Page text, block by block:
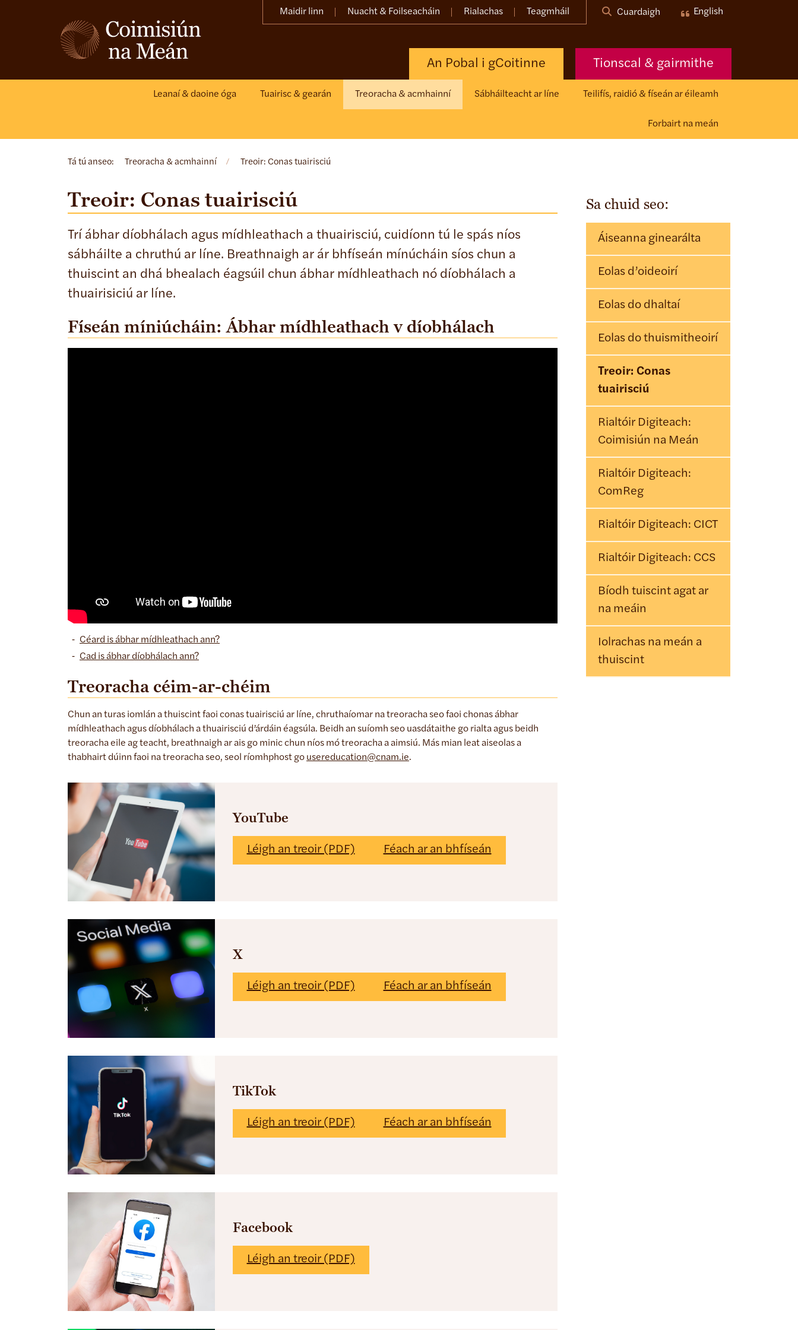
Maidir linn Nuacht & Foilseacháin Rialachas Teagmháil Cuardaigh English
An Pobal i gCoitinne Tionscal & gairmithe
Leanaí & daoine óga Tuairisc & gearán Treoracha & acmhainní Sábháilteacht ar líne Teilifís, raidió & físeán ar éileamh
Forbairt na meán
Tá tú anseo: Treoracha & acmhainní / Treoir: Conas tuairisciú
Treoir: Conas tuairisciú
Trí ábhar díobhálach agus mídhleathach a thuairisciú, cuidíonn tú le spás níos
sábháilte a chruthú ar líne. Breathnaigh ar ár bhfíseán mínúcháin síos chun a
thuiscint an dhá bhealach éagsúil chun ábhar mídhleathach nó díobhálach a
thuairisiciú ar líne.
Físeán míniúcháin: Ábhar mídhleathach v díobhálach
Céard is ábhar mídhleathach ann?
Cad is ábhar díobhálach ann?
Treoracha céim-ar-chéim
Chun an turas iomlán a thuiscint faoi conas tuairisciú ar líne, chruthaíomar na treoracha seo faoi chonas ábhar
mídhleathach agus díobhálach a thuairisciú d’árdáin éagsúla. Beidh an suíomh seo uasdátaithe go rialta agus beidh
treoracha eile ag teacht, breathnaigh ar ais go minic chun níos mó treoracha a aimsiú. Más mian leat aiseolas a
thabhairt dúinn faoi na treoracha seo, seol ríomhphost go usereducation@cnam.ie.
YouTube
Léigh an treoir (PDF) Féach ar an bhfíseán
X
Léigh an treoir (PDF) Féach ar an bhfíseán
TikTok
Léigh an treoir (PDF) Féach ar an bhfíseán
Facebook
Léigh an treoir (PDF)
Sa chuid seo:
Áiseanna ginearálta
Eolas d’oideoirí
Eolas do dhaltaí
Eolas do thuismitheoirí
Treoir: Conas
tuairisciú
Rialtóir Digiteach:
Coimisiún na Meán
Rialtóir Digiteach:
ComReg
Rialtóir Digiteach: CICT
Rialtóir Digiteach: CCS
Bíodh tuiscint agat ar
na meáin
Iolrachas na meán a
thuiscint